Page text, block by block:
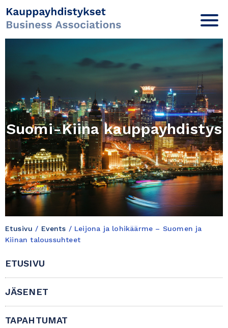
Suomi-Kiina kauppayhdistys
Etusivu / Events / Leijona ja lohikäärme – Suomen ja
Kiinan taloussuhteet
ETUSIVU
JÄSENET
TAPAHTUMAT